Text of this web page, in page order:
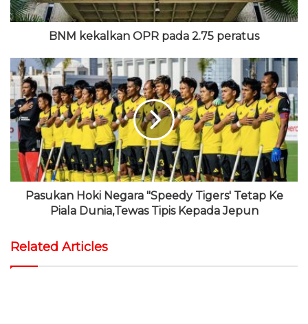
BNM kekalkan OPR pada 2.75 peratus
Pasukan Hoki Negara "Speedy Tigers' Tetap Ke
Piala Dunia,Tewas Tipis Kepada Jepun
Related Articles